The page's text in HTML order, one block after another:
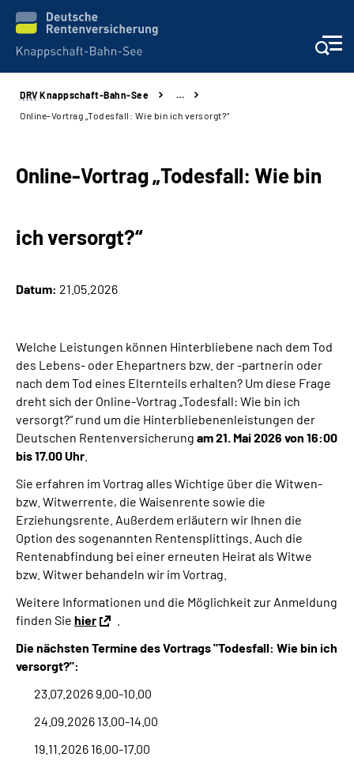
Aktuelles & Presse
KBS exklusiv
Online-Services
Die DRV Knappschaft-Bahn-See in Deutscher
Gebärdensprache
Suche
Mein Kundenportal
DRV Knappschaft-Bahn-See
…
Online-Vortrag „Todesfall: Wie bin ich versorgt?“
Online-Vortrag „Todesfall: Wie bin
ich versorgt?“
Datum: 21.05.2026
Welche Leistungen können Hinterbliebene nach dem Tod
des Lebens- oder Ehepartners bzw. der -partnerin oder
nach dem Tod eines Elternteils erhalten? Um diese Frage
dreht sich der Online-Vortrag „Todesfall: Wie bin ich
versorgt?“ rund um die Hinterbliebenenleistungen der
Deutschen Rentenversicherung am 21. Mai 2026 von 16:00
bis 17.00 Uhr
Sie erfahren im Vortrag alles Wichtige über die Witwen-
bzw. Witwerrente, die Waisenrente sowie die
Erziehungsrente. Außerdem erläutern wir Ihnen die
Option des sogenannten Rentensplittings. Auch die
Rentenabfindung bei einer erneuten Heirat als Witwe
bzw. Witwer behandeln wir im Vortrag.
Weitere Informationen und die Möglichkeit zur Anmeldung
finden Sie hier
Die nächsten Termine des Vortrags "Todesfall: Wie bin ich
versorgt?":
23.07.2026 9.00-10.00
24.09.2026 13.00-14.00
19.11.2026 16.00-17.00